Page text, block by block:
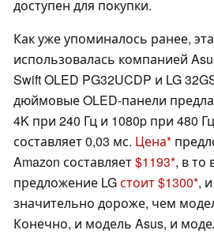
доступен для покупки.
Как уже упоминалось ранее,
использовалась компанией
Swift OLED PG32UCDP и LG
дюймовые OLED-панели
4K при 240 Гц и 1080p при 480
составляет 0,03 мс. Цена
Amazon составляет$1193 , в то
предложение LGстоит $1300 ,
значительно дороже, чем
Конечно, и модель Asus, и